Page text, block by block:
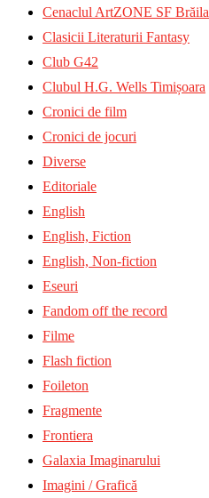
Cenaclul ArtZONE SF Brăila
Clasicii Literaturii Fantasy
Club G42
Clubul H.G. Wells Timișoara
Cronici de film
Cronici de jocuri
Diverse
Editoriale
English
English, Fiction
English, Non-fiction
Eseuri
Fandom off the record
Filme
Flash fiction
Foileton
Fragmente
Frontiera
Galaxia Imaginarului
Imagini / Grafică